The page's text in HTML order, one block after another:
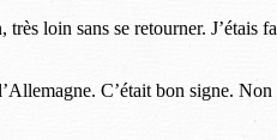
loin sans se retourner.
C’était bon signe.